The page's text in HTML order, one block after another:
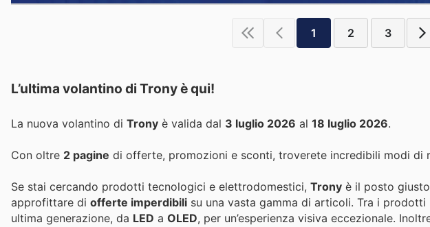
1 2 3
L’ultima volantino di Trony è qui!
La nuova volantino di Trony è valida dal 3 luglio 2026 al 18 luglio 2026.
Con oltre 2 pagine di offerte, promozioni e sconti, troverete incredibili modi di
Se stai cercando prodotti tecnologici e elettrodomestici, Trony è il posto
approfittare di offerte imperdibili su una vasta gamma di articoli. Tra i prodotti
ultima generazione, da LED a OLED, per un’esperienza visiva eccezionale.